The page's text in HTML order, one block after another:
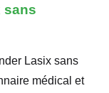
sans
Lasix sans
médical et